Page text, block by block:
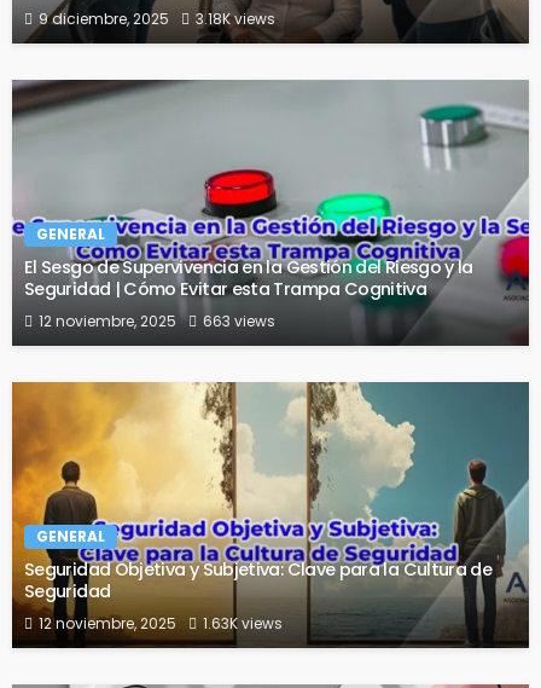
9 diciembre, 2025 3.18K views
GENERAL
El Sesgo de Supervivencia en la Gestión del Riesgo y la
Seguridad | Cómo Evitar esta Trampa Cognitiva
12 noviembre, 2025 663 views
GENERAL
Seguridad Objetiva y Subjetiva: Clave para la Cultura de
Seguridad
12 noviembre, 2025 1.63K views